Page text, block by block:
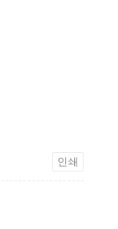
인쇄